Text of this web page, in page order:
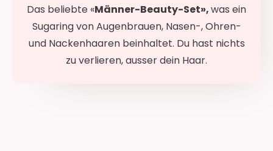
Das beliebte «Männer-Beauty-Set»,was ein
Sugaring von Augenbrauen, Nasen-, Ohren-
und Nackenhaaren beinhaltet. Du hast nichts
zu verlieren, ausser dein Haar.